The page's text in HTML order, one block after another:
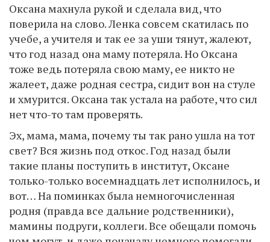
Оксана махнула рукой и сделала вид, что
поверила на слово. Ленка совсем скатилась по
учебе, а учителя и так ее за уши тянут, жалеют,
что год назад она маму потеряла. Но Оксана
тоже ведь потеряла свою маму, ее никто не
жалеет, даже родная сестра, сидит вон на стуле
и хмурится. Оксана так устала на работе, что сил
нет что-то там проверять.
Эх, мама, мама, почему ты так рано ушла на тот
свет? Вся жизнь под откос. Год назад были
такие планы поступить в институт, Оксане
только-только восемнадцать лет исполнилось, и
вот… На поминках была немногочисленная
родня (правда все дальние родственники),
мамины подруги, коллеги. Все обещали помочь